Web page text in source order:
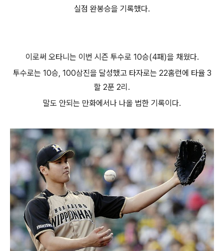
실점 완봉승을 기록했다.
이로써 오타니는 이번 시즌 투수로 10승(4패)을 채웠다.
투수로는 10승, 100삼진을 달성했고 타자로는 22홈런에 타율 3
할 2푼 2리.
말도 안되는 만화에서나 나올 법한 기록이다.